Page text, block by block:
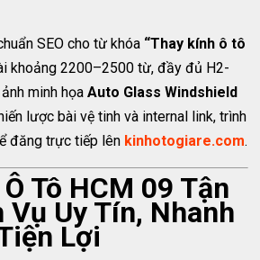
SEO cho từ khóa “Thay kính ô tô
khoảng 2200–2500 từ, đầy đủ H2-
minh họaAuto Glass Windshield
lược bài vệ tinh và internal link, trình
đăng trực tiếp lên kinhotogiare.com.
Tô HCM 09 Tận
Vụ Uy Tín, Nhanh
Lợi